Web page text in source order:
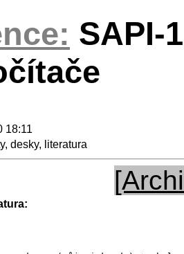
SAPI-
18:11
desky, literatura